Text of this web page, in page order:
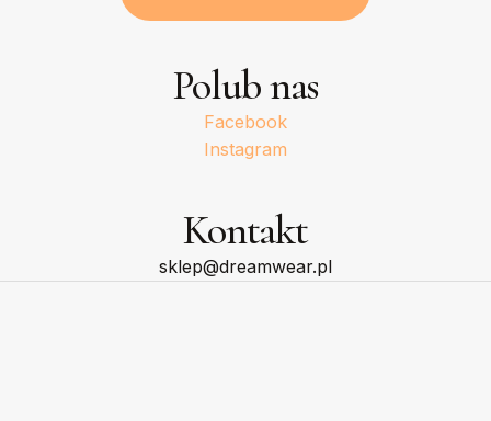
Polub nas
Facebook
Instagram
Kontakt
sklep@dreamwear.pl